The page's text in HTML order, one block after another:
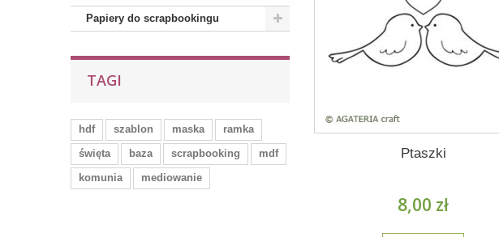
Papiery do scrapbookingu
TAGI
hdf szablon maska
ramka
święta
baza scrapbooking
mdf
komunia
mediowanie
Ptaszki
8,00 zł